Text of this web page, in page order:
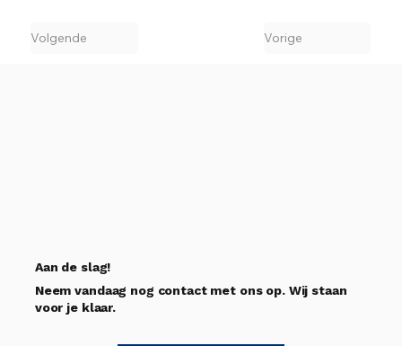
Vorige
Volgende
Aan de slag!
Neem vandaag nog contact met ons op. Wij staan
voor je klaar.